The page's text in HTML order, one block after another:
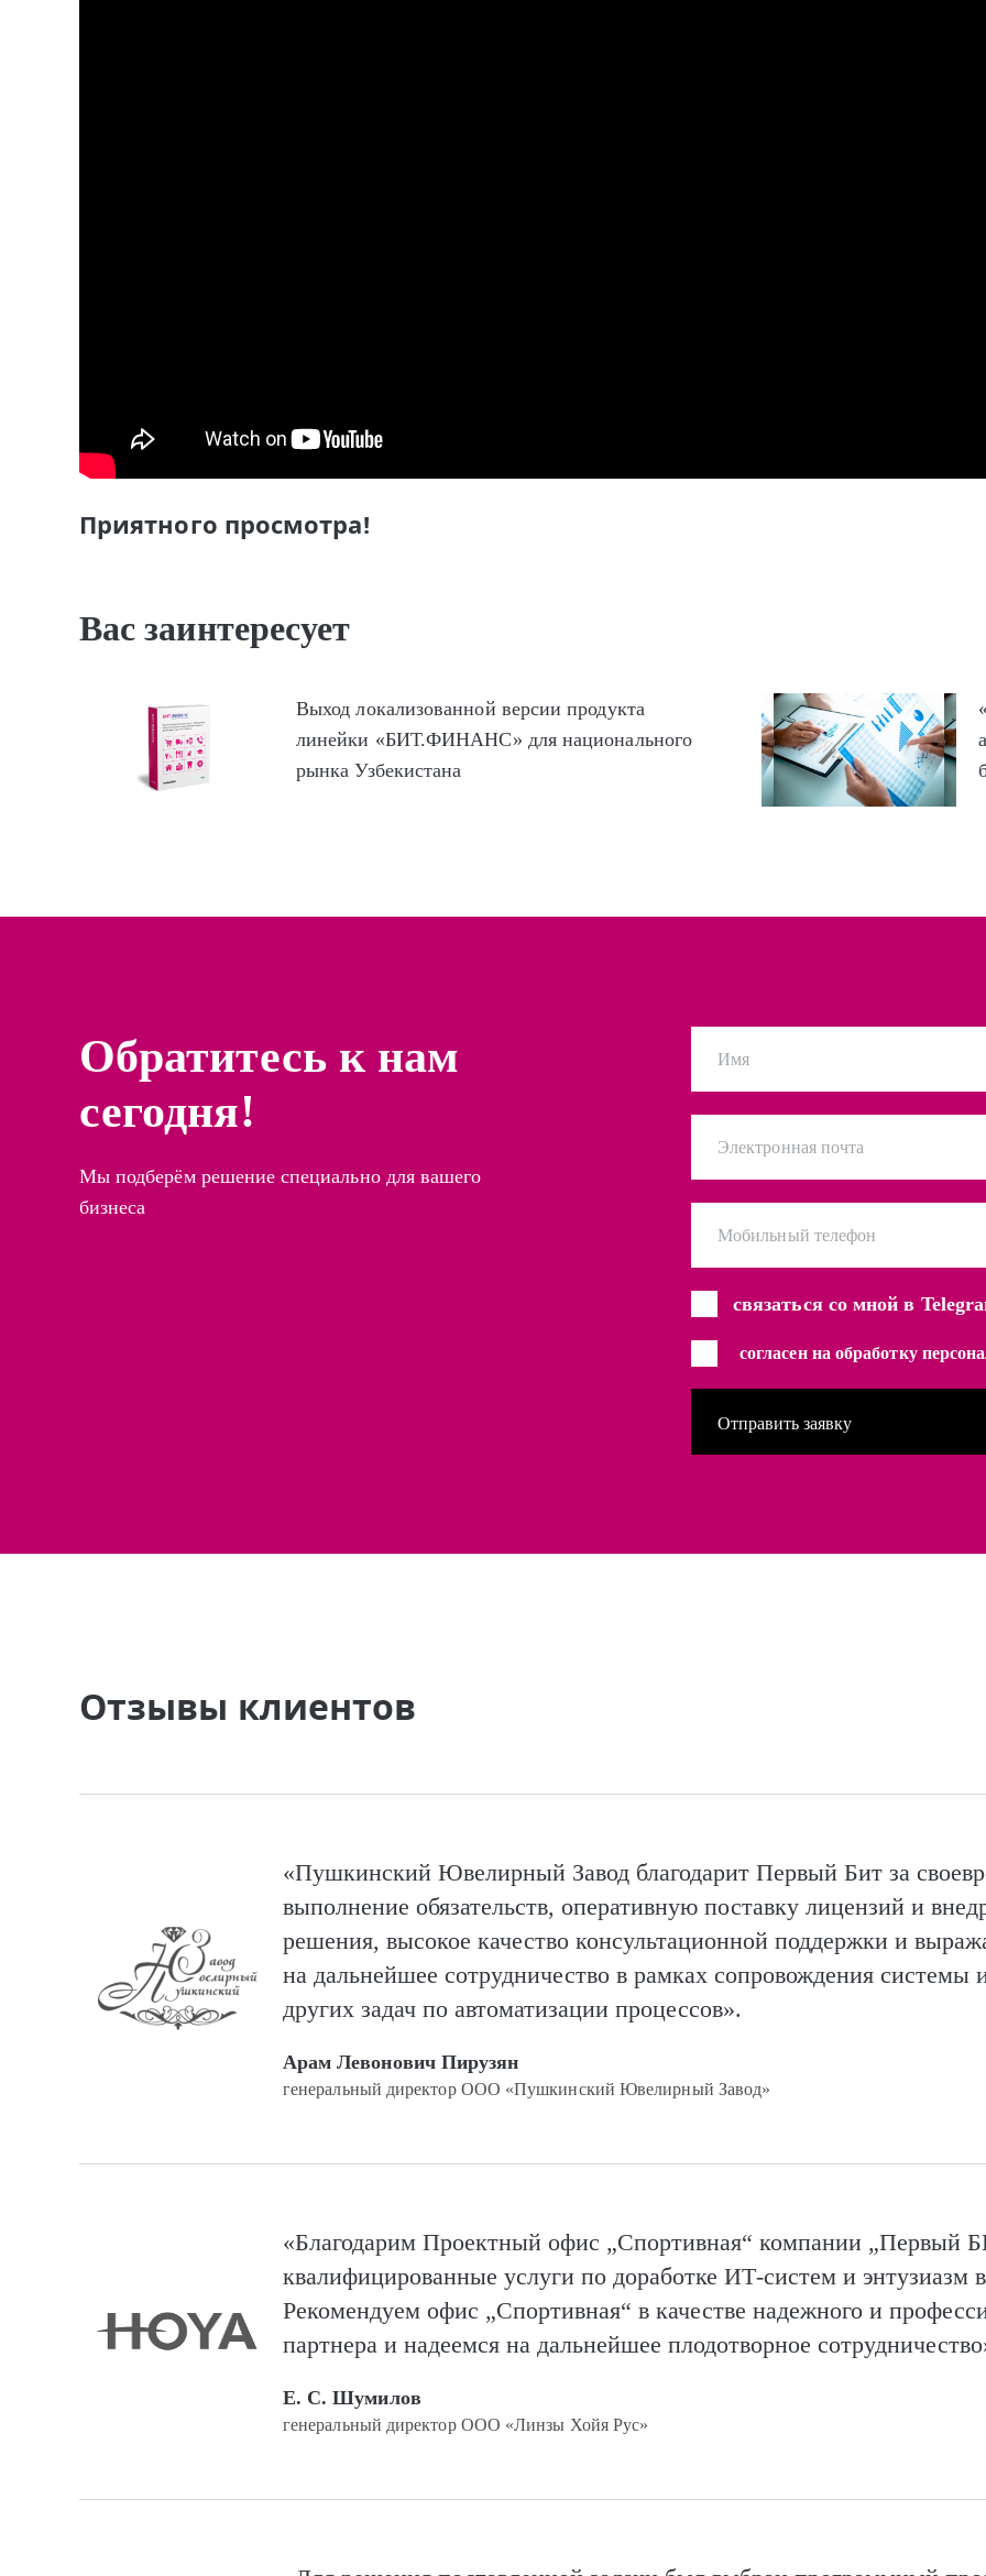
Приятного просмотра!
Вас заинтересует
Выход локализованной версии продукта
линейки «БИТ.ФИНАНС» для национального
рынка Узбекистана
Обратитесь к нам
сегодня!
Мы подберём решение специально для вашего
бизнеса
Имя
Электронная почта
Мобильный телефон
связаться со мной в
согласен на обработку
Отзывы клиентов
«Пушкинский Ювелирный Завод благодарит Первый Бит за
выполнение обязательств, оперативную поставку лицензий и
решения, высокое качество кон­суль­та­цион­ной поддержки и
на дальнейшее сотрудничество в рамках сопровождения системы
других задач по автоматизации процессов».
Арам Левонович Пирузян
генеральный директор ООО «Пушкинский Ювелирный Завод»
«Благодарим Проектный офис „Спортивная“ компании „Первый
квалифицированные услуги по доработке ИТ-систем и энтузиазм
Рекомендуем офис „Спортивная“ в качестве надежного и
партнера и надеемся на дальнейшее плодотворное
Е. С. Шумилов
генеральный директор ООО «Линзы Хойя Рус»